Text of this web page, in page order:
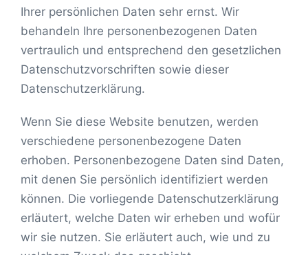
Ihrer persönlichen Daten sehr ernst. Wir
behandeln Ihre personenbezogenen Daten
vertraulich und entsprechend den gesetzlichen
Datenschutzvorschriften sowie dieser
Datenschutzerklärung.
Wenn Sie diese Website benutzen, werden
verschiedene personenbezogene Daten
erhoben. Personenbezogene Daten sind Daten,
mit denen Sie persönlich identifiziert werden
können. Die vorliegende Datenschutzerklärung
erläutert, welche Daten wir erheben und wofür
wir sie nutzen. Sie erläutert auch, wie und zu